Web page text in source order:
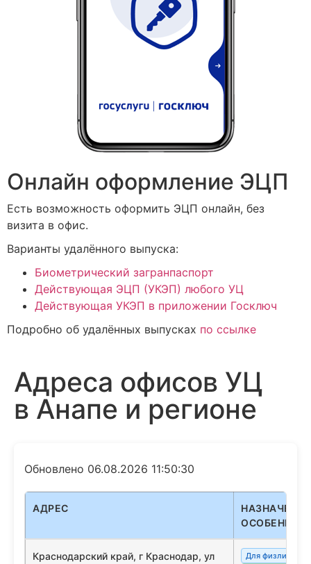
Онлайн оформление ЭЦП
Есть возможность оформить ЭЦП онлайн, без
визита в офис.
Варианты удалённого выпуска:
Биометрический загранпаспорт
Действующая ЭЦП (УКЭП) любого УЦ
Действующая УКЭП в приложении Госключ
Подробно об удалённых выпусках по ссылке
Адреса офисов УЦ
в Анапе и регионе
Обновлено 06.08.2026 11:50:30
АДРЕС
Краснодарский край, г Краснодар, ул
Для физлиц/